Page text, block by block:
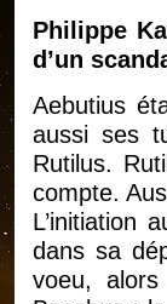
Philippe
d’un
Aebutius
aussi ses
Rutilus.
compte.
L’initiation
dans sa
voeu,